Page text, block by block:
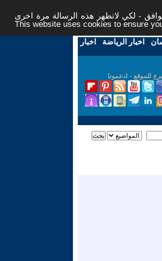
- لكي لاتظهر هذه الرسالة مرة اخرى -
This website uses cookies to ensure
- اخبار الرياضة - اخبار
للموقع - ادعمونا